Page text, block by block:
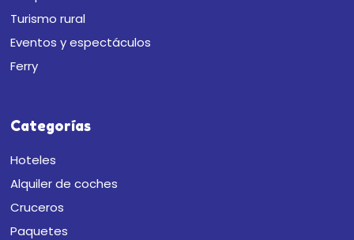
Turismo rural
Eventos y espectáculos
Ferry
Categorías
Hoteles
Alquiler de coches
Cruceros
Paquetes